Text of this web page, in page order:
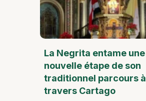
La Negrita entame une
nouvelle étape de son
traditionnel parcours à
travers Cartago